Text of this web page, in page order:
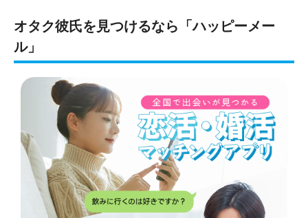
オタク彼氏を見つけるなら「ハッピーメー
ル」